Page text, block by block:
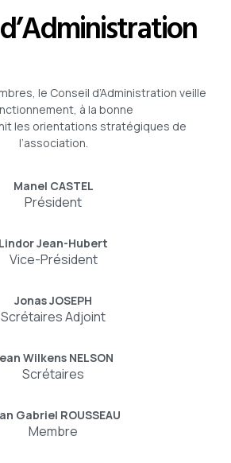
le Conseil d’Administration veille
à la bonne
les orientations stratégiques de
l’association.
Manel CASTEL
Président
Lindor Jean-Hubert
Vice-Président
Jonas JOSEPH
Scrétaires Adjoint
Wilkens NELSON
Scrétaires
Gabriel ROUSSEAU
Membre